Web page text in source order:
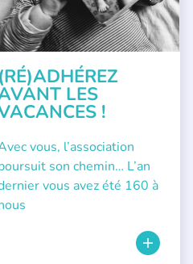
(RÉ)ADHÉREZ
LES
!
vous, l’association
son chemin… L’an
vous avez été 160 à